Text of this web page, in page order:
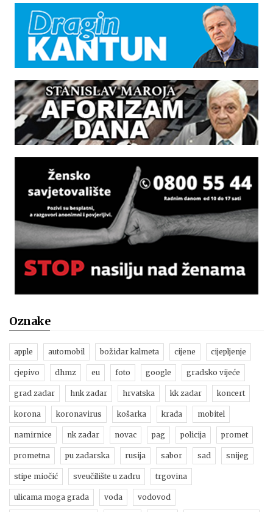
Oznake
apple automobil božidar kalmeta cijene cijepljenje
cjepivo dhmz eu foto google gradsko vijeće
grad zadar hnk zadar hrvatska kk zadar koncert
korona koronavirus košarka krađa mobitel
namirnice nk zadar novac pag policija promet
prometna pu zadarska rusija sabor sad snijeg
stipe miočić sveučilište u zadru trgovina
ulicama moga grada voda vodovod